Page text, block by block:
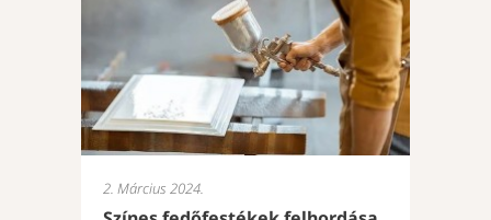
2. Március 2024.